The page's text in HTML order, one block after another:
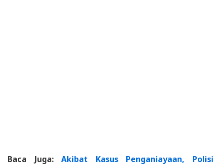
Baca Juga:Akibat Kasus Penganiayaan, Polisi